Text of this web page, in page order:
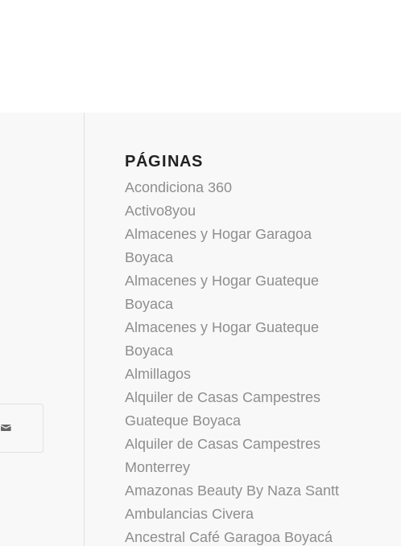
PÁGINAS
Acondiciona 360
Activo8you
Almacenes y Hogar Garagoa
Boyaca
Almacenes y Hogar Guateque
Boyaca
Almacenes y Hogar Guateque
Boyaca
Almillagos
Alquiler de Casas Campestres
Guateque Boyaca
Alquiler de Casas Campestres
Monterrey
Amazonas Beauty By Naza Santt
Ambulancias Civera
Ancestral Café Garagoa Boyacá